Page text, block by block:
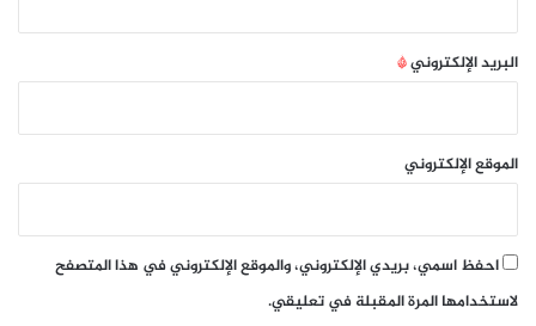
البريد الإلكتروني*
الموقع الإلكتروني
احفظ اسمي، بريدي الإلكتروني، والموقع الإلكتروني في هذا المتصفح
لاستخدامها المرة المقبلة في تعليقي.